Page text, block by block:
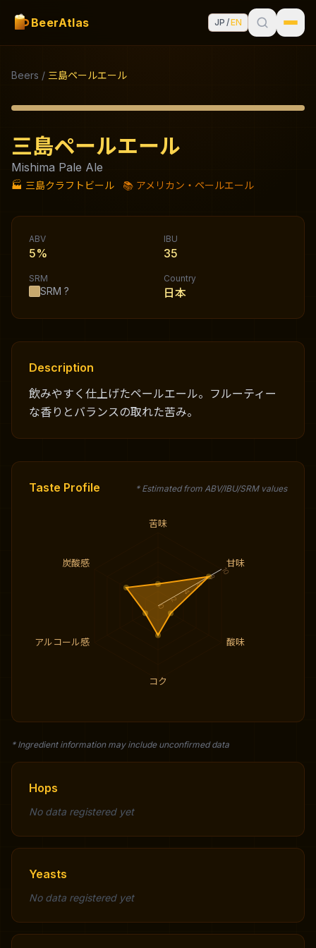
BeerAtlas JP /EN
Beers / 三島ペールエール
三島ペールエール
Mishima Pale Ale
🏭 三島クラフトビール 📚 アメリカン・ペールエール
ABV
5%
IBU
35
SRM
SRM ?
Country
日本
Description
飲みやすく仕上げたペールエール。フルーティー
な香りとバランスの取れた苦み。
Taste Profile * Estimated from ABV/IBU/SRM values
苦味
甘味
酸味
コク
アルコール感
炭酸感
0
2
4
6
8
10
* Ingredient information may include unconfirmed data
Hops
No data registered yet
Yeasts
No data registered yet